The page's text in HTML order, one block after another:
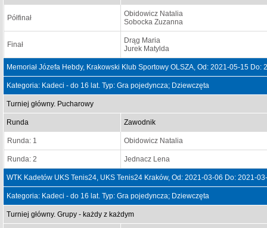
Półfinał
Obidowicz Natalia
Sobocka Zuzanna
Finał
Drąg Maria
Jurek Matylda
Memoriał Józefa Hebdy, Krakowski Klub Sportowy OLSZA, Od: 2021-05-15 Do:
Kategoria: Kadeci - do 16 lat. Typ: Gra pojedyncza; Dziewczęta
Turniej główny. Pucharowy
Runda Zawodnik
Runda: 1 Obidowicz Natalia
Runda: 2 Jednacz Lena
WTK Kadetów UKS Tenis24, UKS Tenis24 Kraków, Od: 2021-03-06 Do: 2021-
Kategoria: Kadeci - do 16 lat. Typ: Gra pojedyncza; Dziewczęta
Turniej główny. Grupy - każdy z każdym